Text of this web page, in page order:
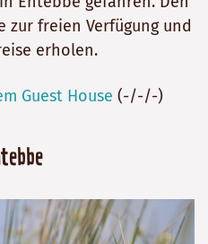
zur freien Verfügung und
erholen.
Guest House (-/-/-)